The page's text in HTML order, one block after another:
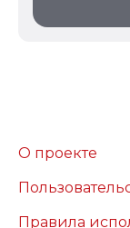
О проекте
Правила